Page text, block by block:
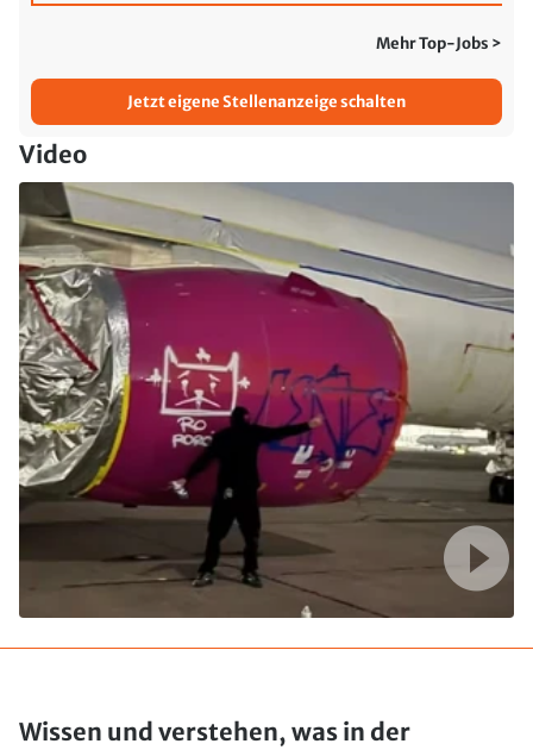
Mehr Top-Jobs >
Jetzt eigene Stellenanzeige schalten
Video
Wissen und verstehen, was in der